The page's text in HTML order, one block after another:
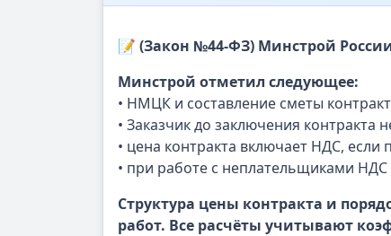
📝 (Закон №44-ФЗ) Минстрой
Минстрой отметил следующее:
• НМЦК и составление сметы
• Заказчик до заключения контракта
• цена контракта включает НДС,
• при работе с неплательщиками НДС
Структура цены контракта и
работ. Все расчёты учитывают